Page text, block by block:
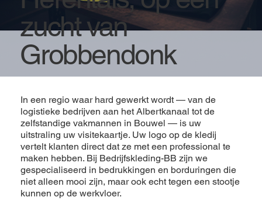
zucht van
Grobbendonk
In een regio waar hard gewerkt wordt — van de
logistieke bedrijven aan het Albertkanaal tot de
zelfstandige vakmannen in Bouwel — is uw
uitstraling uw visitekaartje. Uw logo op de kledij
vertelt klanten direct dat ze met een professional te
maken hebben. Bij Bedrijfskleding-BB zijn we
gespecialiseerd in bedrukkingen en borduringen die
niet alleen mooi zijn, maar ook echt tegen een stootje
kunnen op de werkvloer.